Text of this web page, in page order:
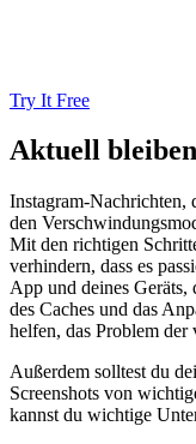
Try It Free
Aktuell bleiben
Instagram-Nachrichten,
den
Mit den richtigen
verhindern, dass es
App und deines
des Caches und das
helfen, das Problem der
Außerdem solltest du
Screenshots von
kannst du wichtige